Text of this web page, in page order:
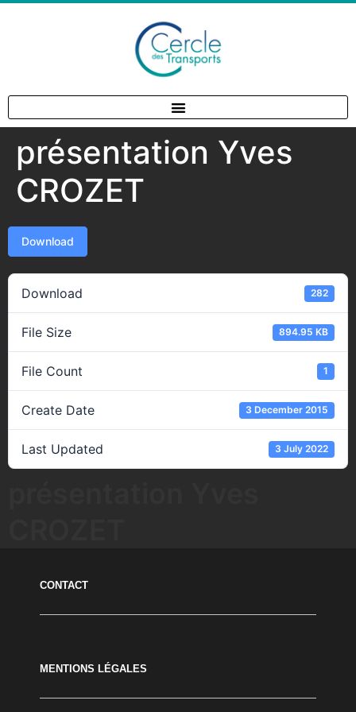
présentation Yves
CROZET
Download
Download 282
File Size 894.95 KB
File Count 1
Create Date 3 December 2015
Last Updated 3 July 2022
CONTACT
MENTIONS LÉGALES